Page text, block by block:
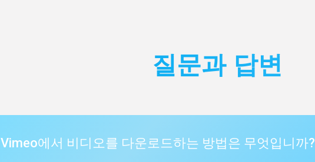
질문과 답변
Vimeo에서 비디오를 다운로드하는 방법은 무엇입니까?